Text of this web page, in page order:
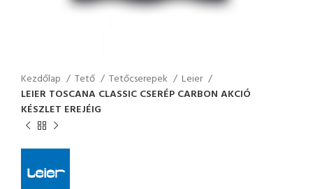
Kezdőlap Tető Tetőcserepek
Leier
LEIER TOSCANA CLASSIC CSERÉP CARBON AKCIÓ
KÉSZLET EREJÉIG